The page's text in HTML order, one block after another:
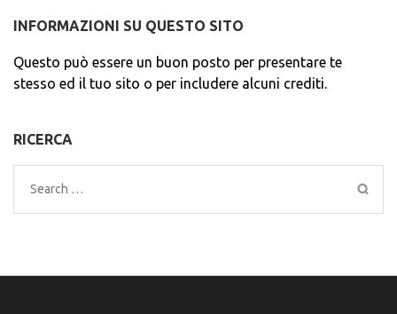
INFORMAZIONI SU QUESTO SITO
Questo può essere un buon posto per presentare te
stesso ed il tuo sito o per includere alcuni crediti.
RICERCA
Search
for: